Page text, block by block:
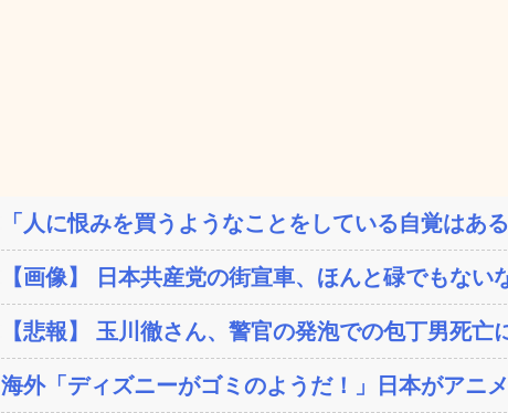
「人に恨みを買うようなことをしている自覚はあ
【画像】 日本共産党の街宣車、ほんと碌でもない
【悲報】 玉川徹さん、警官の発泡での包丁男死
海外「ディズニーがゴミのようだ！」日本がアニ